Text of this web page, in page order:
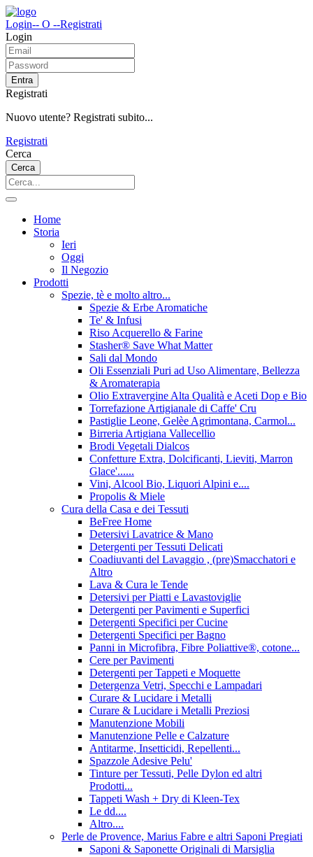
Login-- O --Registrati
Login
Entra
Registrati
Nuovo utente? Registrati subito...
Registrati
Cerca
Cerca
Home
Storia
Ieri
Oggi
Il Negozio
Prodotti
Spezie, tè e molto altro...
Spezie & Erbe Aromatiche
Te' & Infusi
Riso Acquerello & Farine
Stasher®️ Save What Matter
Sali dal Mondo
Oli Essenziali Puri ad Uso Alimentare, Bellezza
& Aromaterapia
Olio Extravergine Alta Qualità e Aceti Dop e Bio
Torrefazione Artigianale di Caffe' Cru
Pastiglie Leone, Gelèe Agrimontana, Carmol...
Birreria Artigiana Vallecellio
Brodi Vegetali Dialcos
Confetture Extra, Dolcificanti, Lieviti, Marron
Glace'......
Vini, Alcool Bio, Liquori Alpini e....
Propolis & Miele
Cura della Casa e dei Tessuti
BeFree Home
Detersivi Lavatrice & Mano
Detergenti per Tessuti Delicati
Coadiuvanti del Lavaggio , (pre)Smacchatori e
Altro
Lava & Cura le Tende
Detersivi per Piatti e Lavastoviglie
Detergenti per Pavimenti e Superfici
Detergenti Specifici per Cucine
Detergenti Specifici per Bagno
Panni in Microfibra, Fibre Poliattive®, cotone...
Cere per Pavimenti
Detergenti per Tappeti e Moquette
Detergenza Vetri, Specchi e Lampadari
Curare & Lucidare i Metalli
Curare & Lucidare i Metalli Preziosi
Manutenzione Mobili
Manutenzione Pelle e Calzature
Antitarme, Insetticidi, Repellenti...
Spazzole Adesive Pelu'
Tinture per Tessuti, Pelle Dylon ed altri
Prodotti...
Tappeti Wash + Dry di Kleen-Tex
Le dd....
Altro....
Perle de Provence, Marius Fabre e altri Saponi Pregiati
Saponi & Saponette Originali di Marsiglia